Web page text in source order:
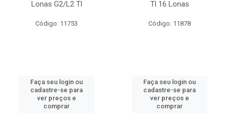
Lonas G2/L2 Tl
Código: 11753
Faça seu login ou
cadastre-se para
ver preços e
comprar
Tl 16 Lonas
Código: 11878
Faça seu login ou
cadastre-se para
ver preços e
comprar